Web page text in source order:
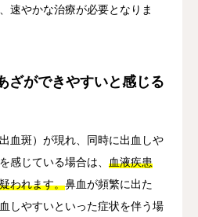
速やかな治療が必要となりま
ざができやすいと感じる
血斑）が現れ、同時に出血しや
感じている場合は、 血液疾患
われます。鼻血が頻繁に出た
しやすいといった症状を伴う場